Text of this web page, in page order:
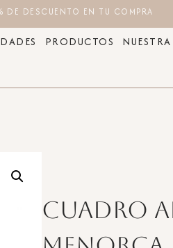
DE DESCUENTO EN TU COMPRA
PRODUCTOS
Cuadro